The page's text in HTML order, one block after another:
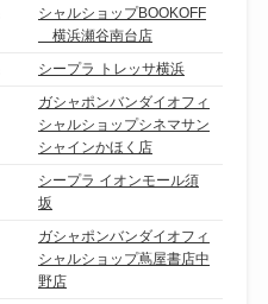
シャルショップBOOKOFF
横浜瀬谷南台店
シープラ トレッサ横浜
ガシャポンバンダイオフィ
シャルショップシネマサン
シャインかほく店
シープラ イオンモール須
坂
ガシャポンバンダイオフィ
シャルショップ蔦屋書店中
野店